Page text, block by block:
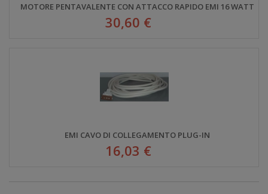
MOTORE PENTAVALENTE CON ATTACCO RAPIDO EMI 16 WATT
30,60 €
EMI CAVO DI COLLEGAMENTO PLUG-IN
16,03 €